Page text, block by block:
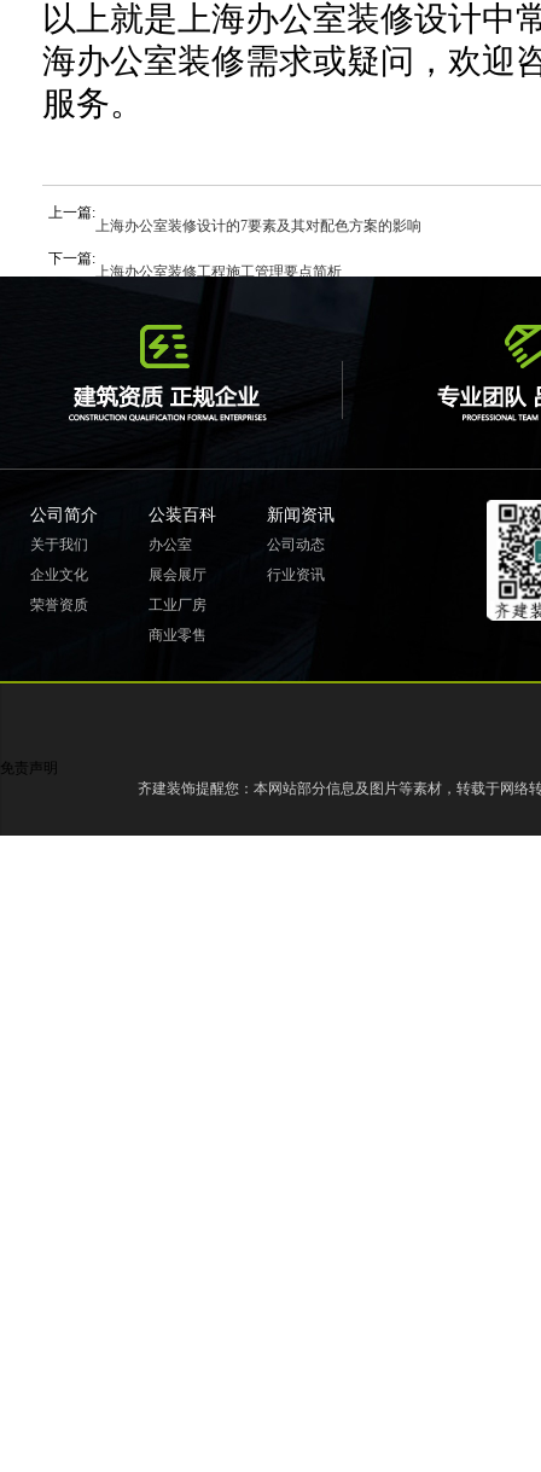
以上就是 上海办公室装修设计中
海办公室装修需求或疑问 ， 欢迎
服务。
上一篇:上海办公室装修设计的7要素及其对配色方案的影响
下一篇:上海办公室装修工程施工管理要点简析
公司简介
关于我们
企业文化
荣誉资质
公装百科
办公室
展会展厅
工业厂房
商业零售
新闻资讯
公司动态
行业资讯
免责声明
齐建装饰提醒您：本网站部分信息及图片等素材，转载于网络